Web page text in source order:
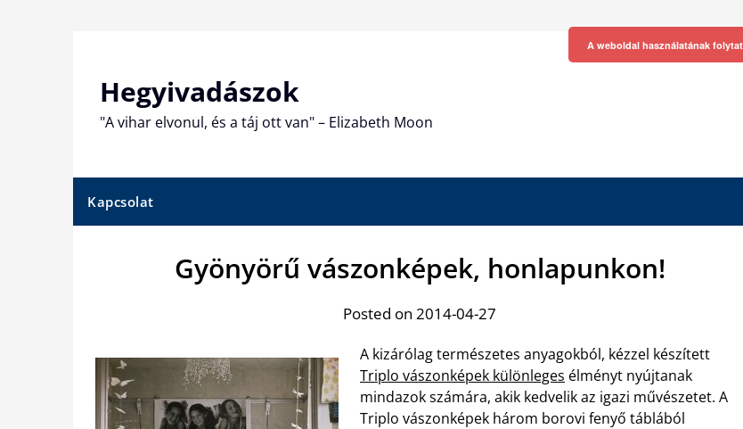
Hegyivadászok
"A vihar elvonul, és a táj ott van" – Elizabeth Moon
Kapcsolat
Gyönyörű vászonképek, honlapunkon!
Posted on 2014-04-27
A kizárólag természetes anyagokból, kézzel készített
Triplo vászonképek különleges élményt nyújtanak
mindazok számára, akik kedvelik az igazi művészetet. A
Triplo vászonképek három borovi fenyő táblából
A weboldal használatának